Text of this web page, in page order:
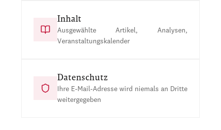
Inhalt
Ausgewählte Artikel, Analysen,
Veranstaltungskalender
Datenschutz
Ihre E-Mail-Adresse wird niemals an Dritte
weitergegeben